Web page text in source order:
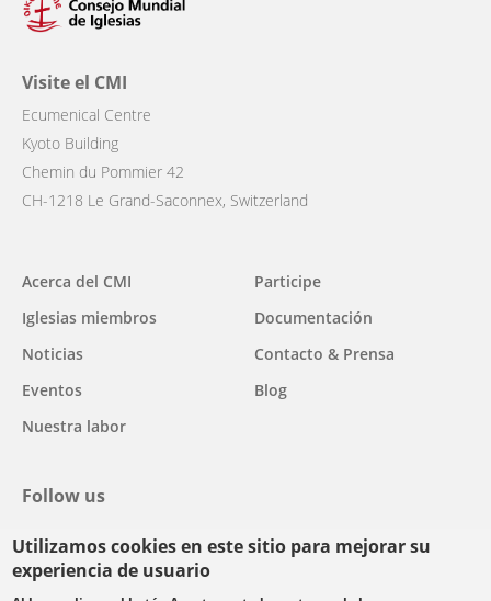
Utilizamos cookies en este sitio para mejorar su
experiencia de usuario
Visite el CMI
Ecumenical Centre
Kyoto Building
Chemin du Pommier 42
CH-1218 Le Grand-Saconnex, Switzerland
Main
navigation
Acerca del CMI
Iglesias miembros
Noticias
Eventos
Nuestra labor
Participe
Documentación
Contacto & Prensa
Blog
Follow us
facebook
twitteryoutubeyoutubeinstagram
Select